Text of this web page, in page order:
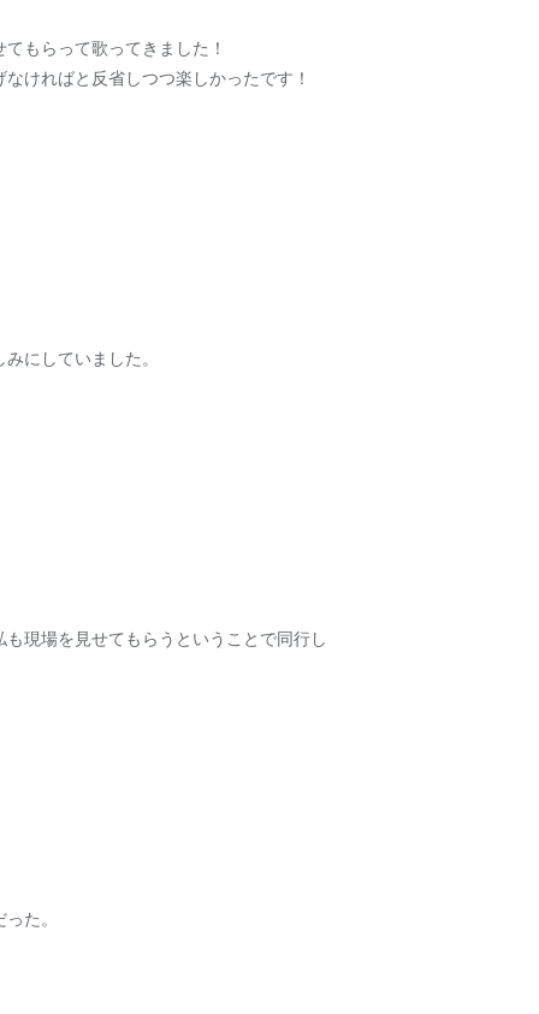
もらって歌ってきました！
ければと反省しつつ楽しかったです！
にしていました。
現場を見せてもらうということで同行し
た。